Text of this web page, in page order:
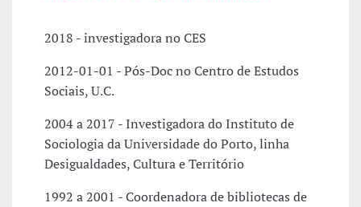
2018 - investigadora no CES
2012-01-01 - Pós-Doc no Centro de Estudos
Sociais, U.C.
2004 a 2017 - Investigadora do Instituto de
Sociologia da Universidade do Porto, linha
Desigualdades, Cultura e Território
1992 a 2001 - Coordenadora de bibliotecas de